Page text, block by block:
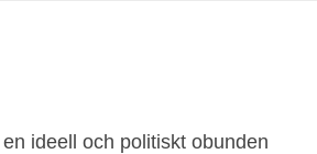
ideell och politiskt obunden